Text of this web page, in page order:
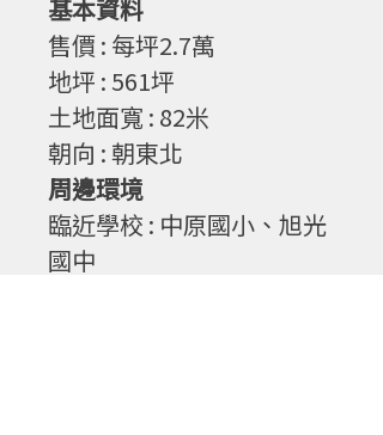
基本資料
售價 : 每坪2.7萬
地坪 : 561坪
土地面寬 : 82米
朝向 : 朝東北
周邊環境
臨近學校 : 中原國小、旭光
國中